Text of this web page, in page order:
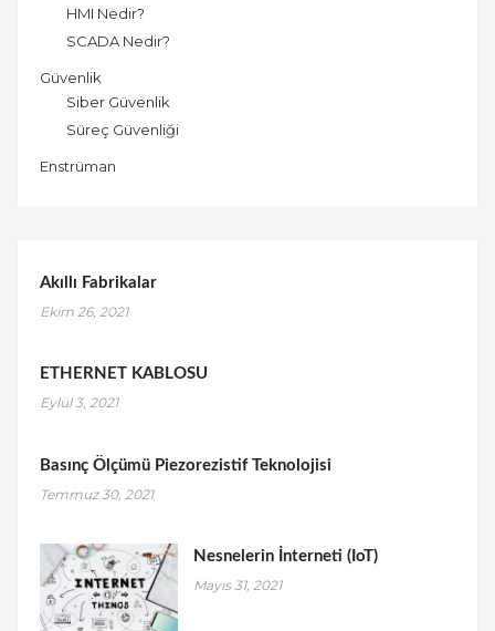
HMI Nedir?
SCADA Nedir?
Güvenlik
Siber Güvenlik
Süreç Güvenliği
Enstrüman
Akıllı Fabrikalar
Ekim 26, 2021
ETHERNET KABLOSU
Eylül 3, 2021
Basınç Ölçümü Piezorezistif Teknolojisi
Temmuz 30, 2021
Nesnelerin İnterneti (IoT)
Mayıs 31, 2021